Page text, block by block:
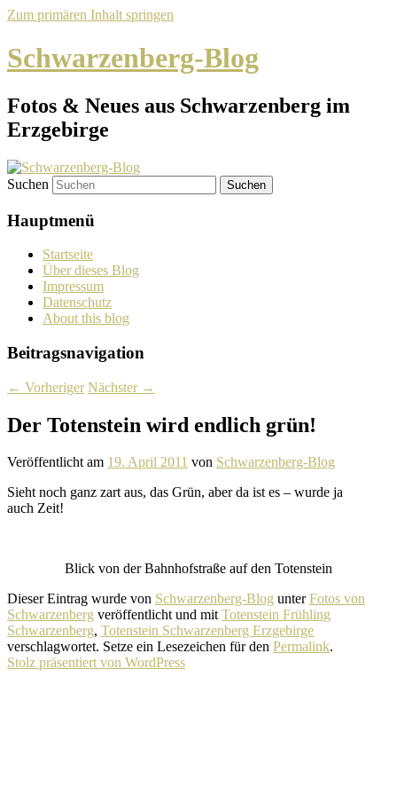
Zum primären Inhalt springen
Schwarzenberg-Blog
Fotos & Neues aus Schwarzenberg im
Erzgebirge
Suchen
Hauptmenü
Startseite
Über dieses Blog
Impressum
Datenschutz
About this blog
Beitragsnavigation
← Vorheriger Nächster →
Der Totenstein wird endlich grün!
Veröffentlicht am 19. April 2011 von Schwarzenberg-Blog
Sieht noch ganz zart aus, das Grün, aber da ist es – wurde ja
auch Zeit!
Blick von der Bahnhofstraße auf den Totenstein
Dieser Eintrag wurde von Schwarzenberg-Blog unterFotos von
Schwarzenberg veröffentlicht und mitTotenstein Frühling
Schwarzenberg, Totenstein Schwarzenberg Erzgebirge
verschlagwortet. Setze ein Lesezeichen für den Permalink.
Stolz präsentiert von WordPress